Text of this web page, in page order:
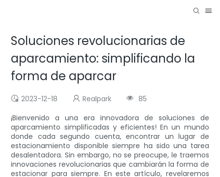
Soluciones revolucionarias de
aparcamiento: simplificando la
forma de aparcar
2023-12-18 Realpark
85
¡Bienvenido a una era innovadora de soluciones de
aparcamiento simplificadas y eficientes! En un mundo
donde cada segundo cuenta, encontrar un lugar de
estacionamiento disponible siempre ha sido una tarea
desalentadora. Sin embargo, no se preocupe, le traemos
innovaciones revolucionarias que cambiarán la forma de
estacionar para siempre. En este artículo, revelaremos